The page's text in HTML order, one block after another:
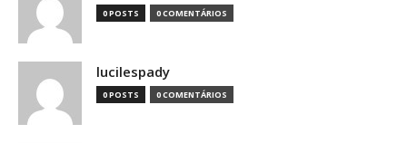
0 POSTS 0 COMENTÁRIOS
lucilespady
0 POSTS 0 COMENTÁRIOS